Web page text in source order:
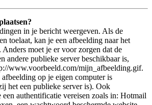
in je bericht weergeven. Als de
toelaat, kan je een afbeelding naar het
moet je er voor zorgen dat de
andere publieke server beschikbaar is,
www.voorbeeld.com/mijn_afbeelding.gif.
op je eigen computer is
het een publieke server is). Ook
een authentificatie vereisen zoals in: Hotmail